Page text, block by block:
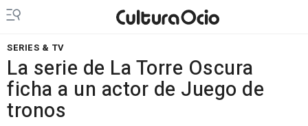
SERIES & TV
La serie de La Torre Oscura
ficha a un actor de Juego de
tronos